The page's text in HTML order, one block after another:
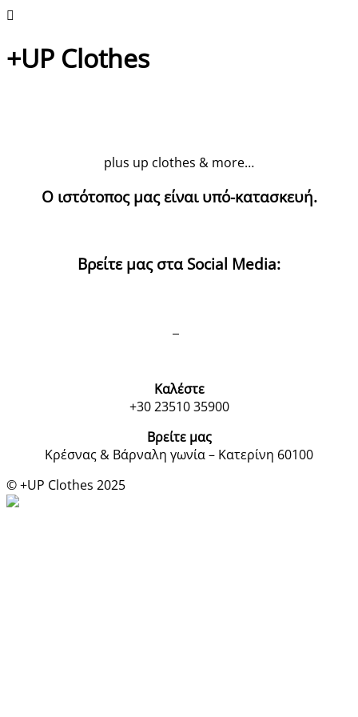
+UP Clothes
plus up clothes & more…
Ο ιστότοπος μας είναι υπό-κατασκευή.
Βρείτε μας στα Social Media:
Καλέστε
+30 23510 35900
Βρείτε μας
Κρέσνας & Βάρναλη γωνία – Κατερίνη 60100
© +UP Clothes 2025